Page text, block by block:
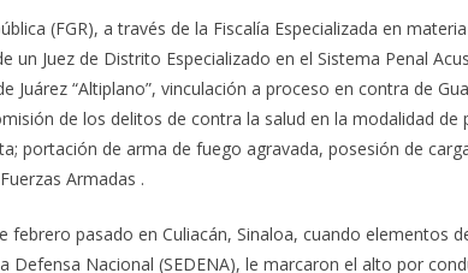
(FGR), a través de la Fiscalía Especializada en
un Juez de Distrito Especializado en el Sistema Penal
Juárez “Altiplano”, vinculación a proceso en contra de
de los delitos de contra la salud en la modalidad de
portación de arma de fuego agravada, posesión de
Armadas .
febrero pasado en Culiacán, Sinaloa, cuando elementos
Defensa Nacional (SEDENA), le marcaron el alto por